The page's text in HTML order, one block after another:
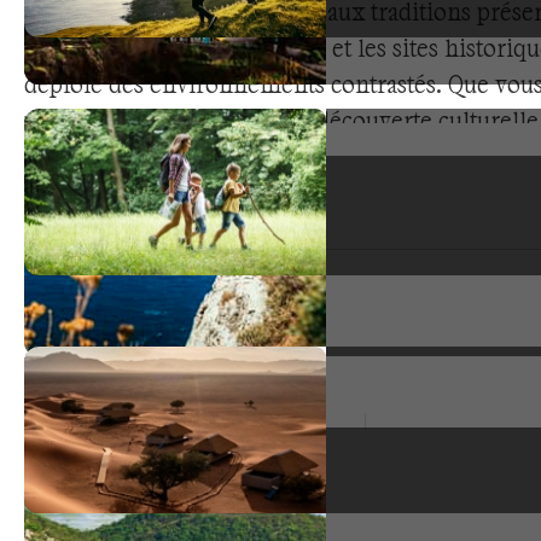
culturel. Des paysages variés aux traditions
passant par les parcs naturels et les sites
déploie des environnements contrastés. Que
faire de la randonnée, de la découverte
des activités nautiques, cette destination vous
aventures enrichissantes. La qualité des
l'accueil local et la richesse du patrimoine créent
conditions idéales pour des expériences outdoor
dans des environnements préservés.
Types de voyage
Voyage en groupe 5